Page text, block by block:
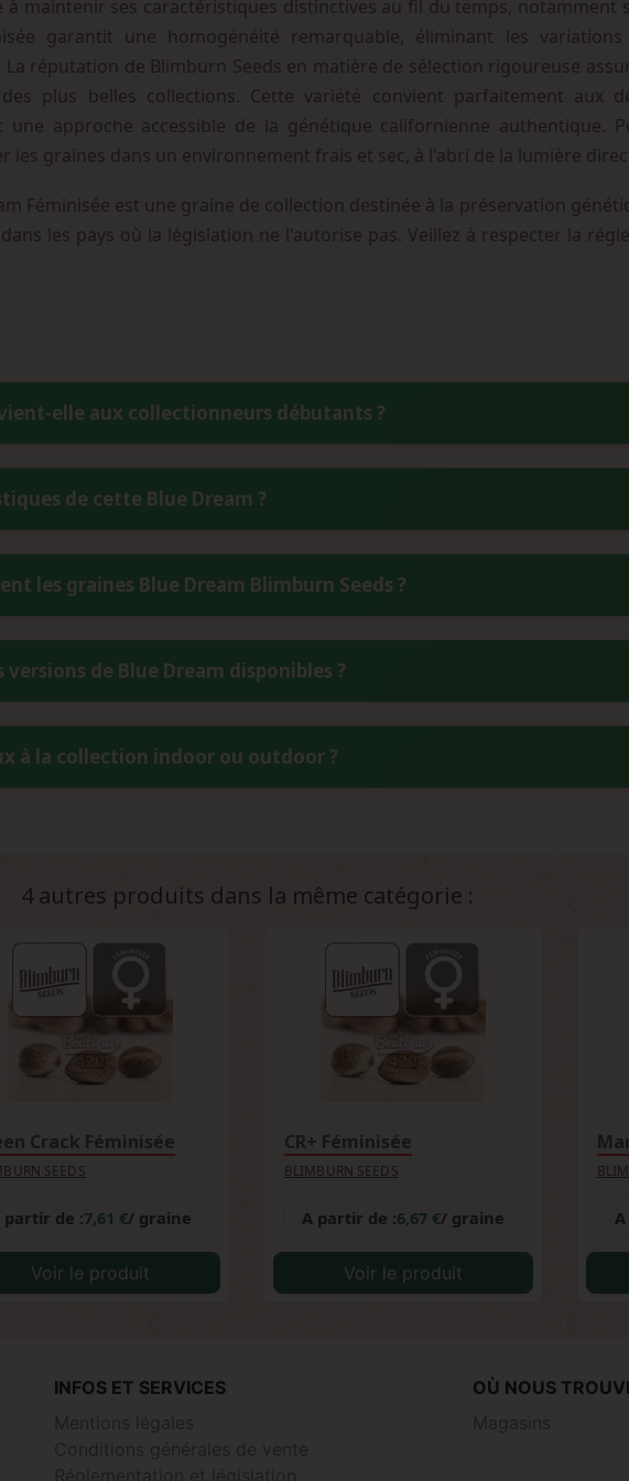
maintenir ses caractéristiques distinctives au fil du temps, notamment
garantit une homogénéité remarquable, éliminant les variations
réputation de Blimburn Seeds en matière de sélection rigoureuse
plus belles collections. Cette variété convient parfaitement aux
approche accessible de la génétique californienne authentique.
les graines dans un environnement frais et sec, à l'abri de la lumière
Féminisée est une graine de collection destinée à la préservation
les pays où la législation ne l'autorise pas. Veillez à respecter la
elle aux collectionneurs débutants ?
un choix idéal pour débuter une collection de qualité. Les caractéristiques
de cette Blue Dream ?
et des touches terreuses subtiles. Ce bouquet unique, enrichi par
les graines Blue Dream Blimburn Seeds ?
des contenants hermétiques à l'abri de la lumière directe. Un
de Blue Dream disponibles ?
une complexité aromatique supplémentaire et une vigueur accrue. La
à la collection indoor ou outdoor ?
et subtropicales apprécient particulièrement sa résistance et sa récolte
4 autres produits dans la même catégorie :
Crack Féminisée
SEEDS
partir de :7,61 €/ graine
Voir le produit
CR+ Féminisée
BLIMBURN SEEDS
A partir de :6,67 €/ graine
Voir le produit
INFOS ET SERVICES
OÙ NOUS